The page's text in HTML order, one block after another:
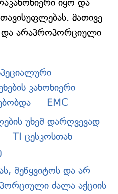
იყო და
მათივე
და არაპროპორციული
კანონიერი
— EMC
უხეშ დარღვევად
TI ცესკოსთან
შეწყვიტოს და არ
ძალა აქციის